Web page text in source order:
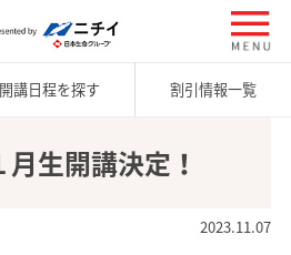
講日程を探す 割引情報一覧
生開講決定！
2023.11.07